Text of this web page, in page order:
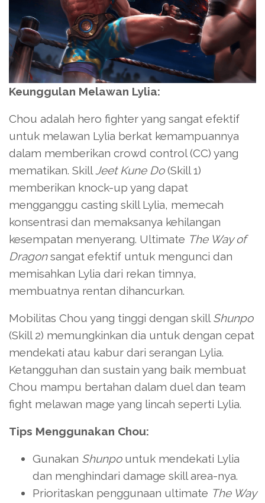
Keunggulan Melawan Lylia:
Chou adalah hero fighter yang sangat efektif
untuk melawan Lylia berkat kemampuannya
dalam memberikan crowd control (CC) yang
mematikan. Skill Jeet Kune Do(Skill 1)
memberikan knock-up yang dapat
mengganggu casting skill Lylia, memecah
konsentrasi dan memaksanya kehilangan
kesempatan menyerang. Ultimate The Way of
Dragonsangat efektif untuk mengunci dan
memisahkan Lylia dari rekan timnya,
membuatnya rentan dihancurkan.
Mobilitas Chou yang tinggi dengan skill Shunpo
(Skill 2) memungkinkan dia untuk dengan cepat
mendekati atau kabur dari serangan Lylia.
Ketangguhan dan sustain yang baik membuat
Chou mampu bertahan dalam duel dan team
fight melawan mage yang lincah seperti Lylia.
Tips Menggunakan Chou:
Gunakan Shunpountuk mendekati Lylia
dan menghindari damage skill area-nya.
Prioritaskan penggunaan ultimate The Way